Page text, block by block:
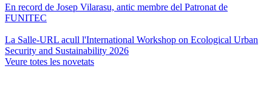
En record de Josep Vilarasu, antic membre del Patronat de
FUNITEC
La Salle-URL acull l'International Workshop on Ecological Urban
Security and Sustainability 2026
Veure totes les novetats